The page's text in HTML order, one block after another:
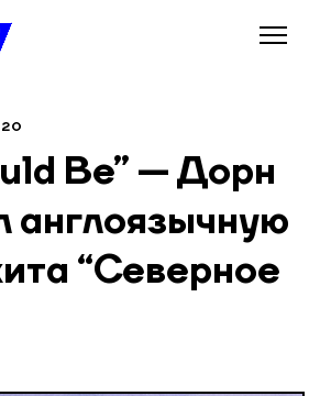
Be” — Дорн
англоязычную
“Северное